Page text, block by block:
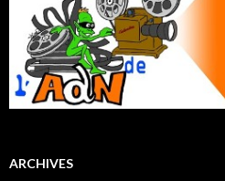
ARCHIVES